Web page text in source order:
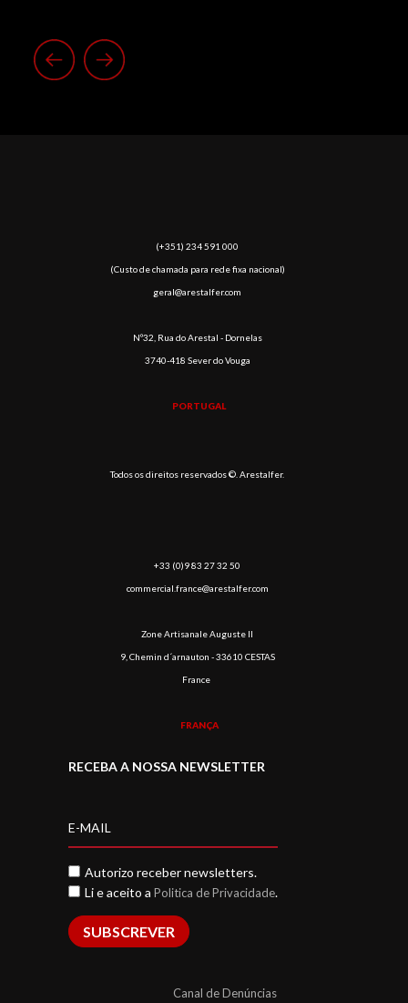
(​+351) 234 591 000
(Custo de chamada para rede fixa nacional)
geral@arestalfer.com
Nº32, Rua do Arestal - Dornelas
3740-418 Sever do Vouga
PORTUGAL
Todos os direitos reservados ©. Arestalfer.
+33 (0)9 83 27 32 50
commercial.france@arestalfer.com
Zone Artisanale Auguste II
9, Chemin d´arnauton - 33610 CESTAS
France
FRANÇA
RECEBA A NOSSA NEWSLETTER
Autorizo receber newsletters.
Li e aceito a Politica de Privacidade.
SUBSCREVER
Canal de Denúncias